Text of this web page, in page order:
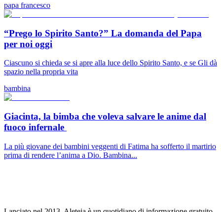
papa francesco
“Prego lo Spirito Santo?” La domanda del Papa
per noi oggi
Ciascuno si chieda se si apre alla luce dello Spirito Santo, e se Gli dà
spazio nella propria vita
bambina
Giacinta, la bimba che voleva salvare le anime dal
fuoco infernale
La più giovane dei bambini veggenti di Fatima ha sofferto il martirio
prima di rendere l’anima a Dio. Bambina...